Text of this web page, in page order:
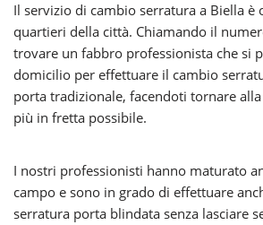
Il servizio di cambio serratura a Biella
quartieri della città. Chiamando il
trovare un fabbro professionista che si
domicilio per effettuare il cambio
porta tradizionale, facendoti tornare
più in fretta possibile.
I nostri professionisti hanno maturato
campo e sono in grado di effettuare
serratura porta blindata senza lasciare